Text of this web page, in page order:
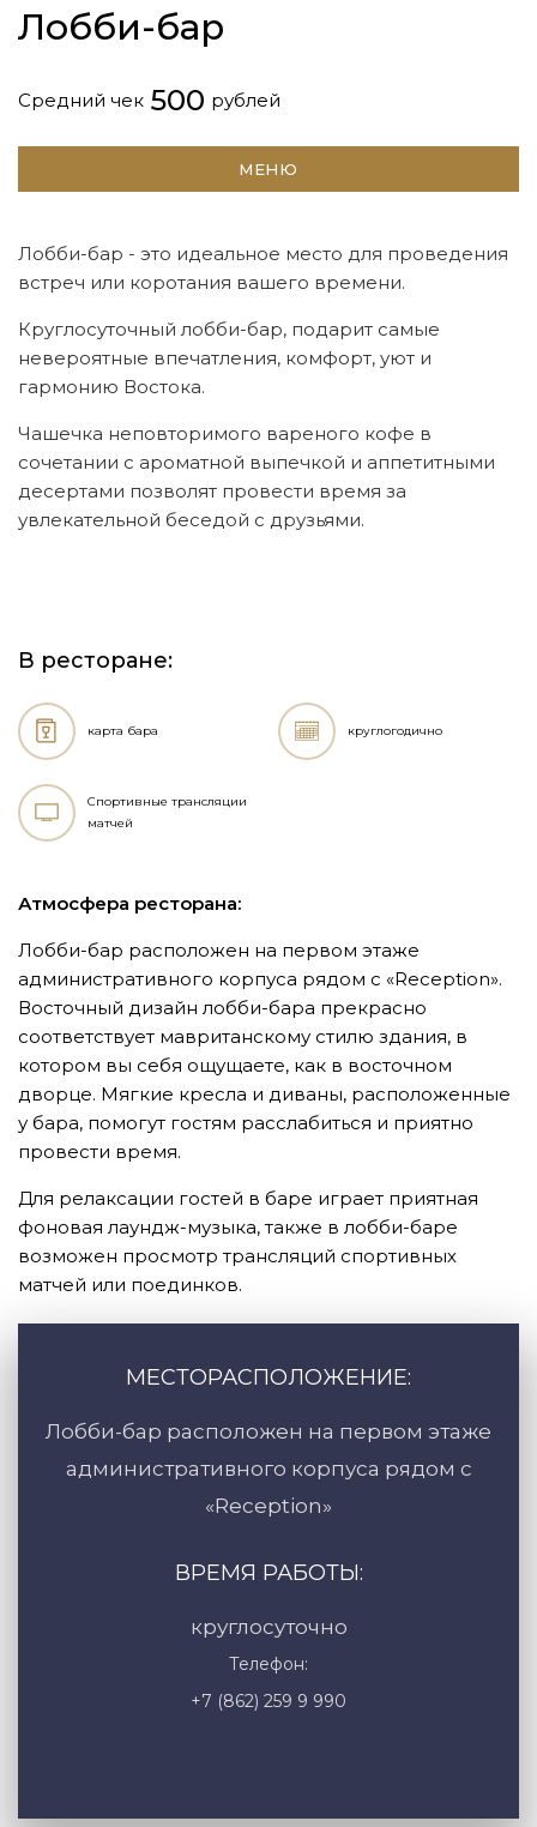
Лобби-бар
Лобби-бар - это идеальное место для проведения
встреч или коротания вашего времени.
Круглосуточный лобби-бар, подарит самые
невероятные впечатления, комфорт, уют и
гармонию Востока.
Чашечка неповторимого вареного кофе в
сочетании с ароматной выпечкой и аппетитными
десертами позволят провести время за
увлекательной беседой с друзьями.
Средний чек 500 рублей
МЕНЮ
В ресторане:
карта бара круглогодично
Спортивные трансляции
матчей
Атмосфера ресторана:
Лобби-бар расположен на первом этаже
административного корпуса рядом с «Reception».
Восточный дизайн лобби-бара прекрасно
соответствует мавританскому стилю здания, в
котором вы себя ощущаете, как в восточном
дворце. Мягкие кресла и диваны, расположенные
у бара, помогут гостям расслабиться и приятно
провести время.
Для релаксации гостей в баре играет приятная
фоновая лаундж-музыка, также в лобби-баре
возможен просмотр трансляций спортивных
матчей или поединков.
МЕСТОРАСПОЛОЖЕНИЕ:
Лобби-бар расположен на первом этаже
административного корпуса рядом с
«Reception»
ВРЕМЯ РАБОТЫ:
круглосуточно
Телефон:
+7 (862) 259 9 990